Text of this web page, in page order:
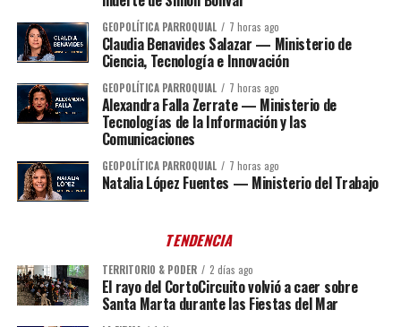
GEOPOLÍTICA PARROQUIAL 7 horas ago
Claudia Benavides Salazar — Ministerio de
Ciencia, Tecnología e Innovación
GEOPOLÍTICA PARROQUIAL 7 horas ago
Alexandra Falla Zerrate — Ministerio de
Tecnologías de la Información y las
Comunicaciones
GEOPOLÍTICA PARROQUIAL 7 horas ago
Natalia López Fuentes — Ministerio del Trabajo
TENDENCIA
TERRITORIO & PODER 2 días ago
El rayo del CortoCircuito volvió a caer sobre
Santa Marta durante las Fiestas del Mar